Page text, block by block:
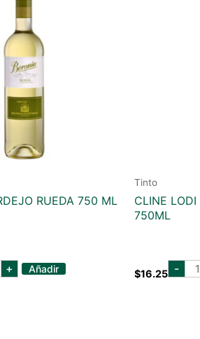
RUEDA 750 ML
+ Añadir
Tinto
CLINE
750ML
$16.25 -